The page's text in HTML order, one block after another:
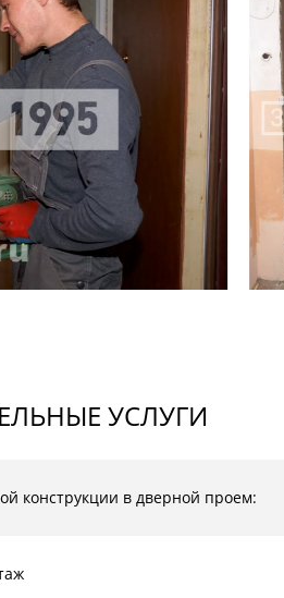
УСЛУГИ
конструкции в дверной проем: